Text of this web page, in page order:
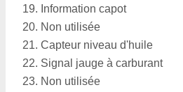
Information capot
Non utilisée
Capteur niveau d'huile
Signal jauge à carburant
Non utilisée